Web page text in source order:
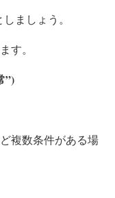
しましょう。
す。
”)
複数条件がある場